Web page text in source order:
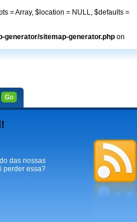
= Array, $location = NULL, $defaults =
generator/sitemap-generator.php on
das nossas
perder essa?